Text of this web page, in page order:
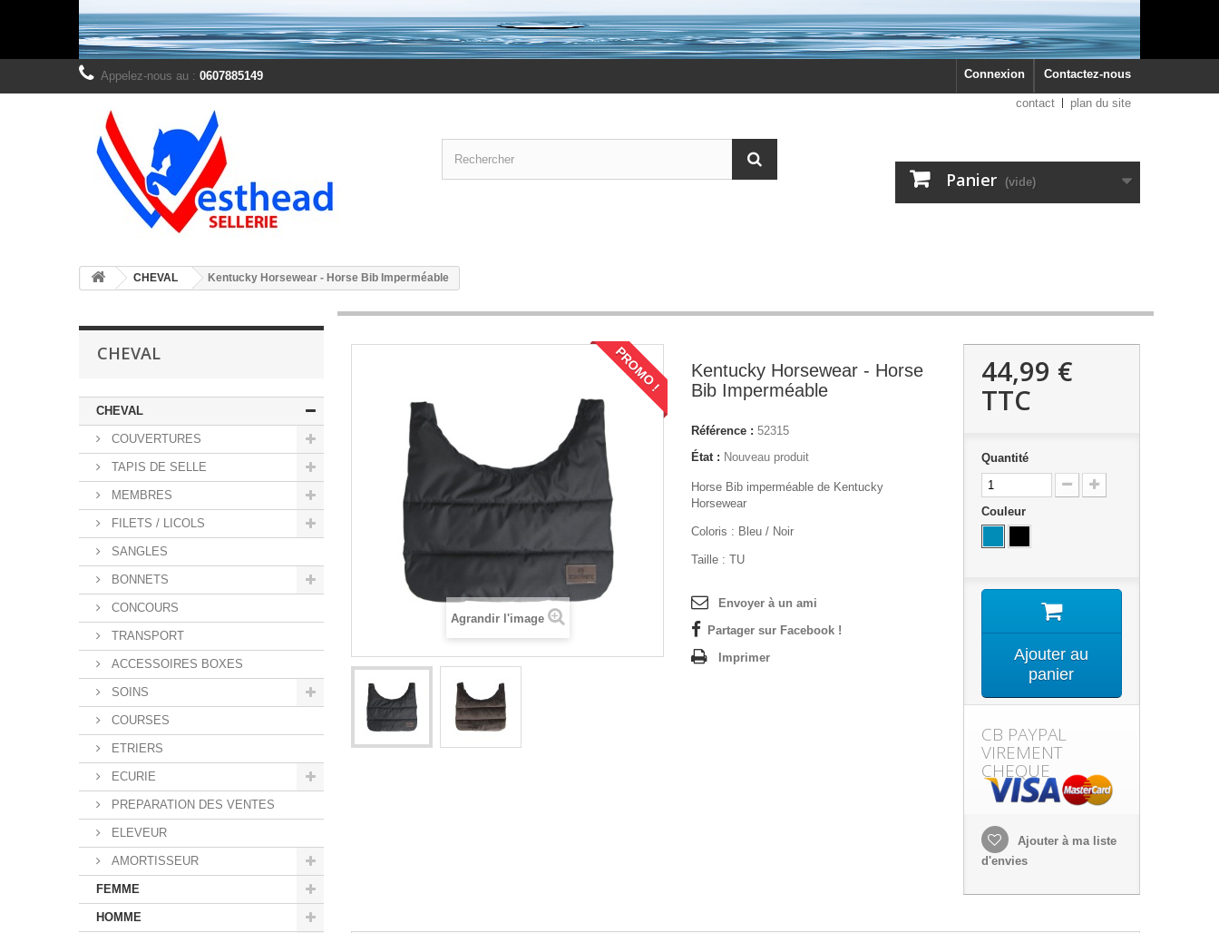
Contactez-nous
Appelez-nous au : 0607885149 Connexion
contact plan du site
Panier (vide)
CHEVAL Kentucky Horsewear - Horse Bib Imperméable
CHEVAL
CHEVAL
COUVERTURES
TAPIS DE SELLE
MEMBRES
FILETS / LICOLS
SANGLES
BONNETS
CONCOURS
TRANSPORT
ACCESSOIRES BOXES
SOINS
COURSES
ETRIERS
ECURIE
PREPARATION DES VENTES
ELEVEUR
AMORTISSEUR
FEMME
HOMME
PROMO !
Agrandir l'image
Kentucky Horsewear - Horse
Bib Imperméable
Référence : 52315
État : Nouveau produit
Horse Bib imperméable de Kentucky
Horsewear
Coloris : Bleu / Noir
Taille : TU
Envoyer à un ami
Partager sur Facebook !
Imprimer
44,99 €
TTC
Quantité
Couleur
Ajouter au
panier
CB PAYPAL
VIREMENT
CHEQUE
Ajouter à ma liste
d'envies